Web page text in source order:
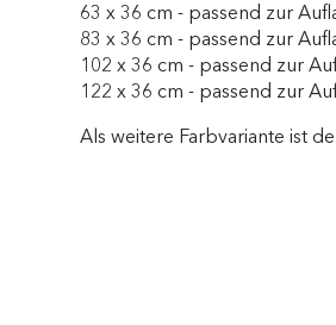
63 x 36 cm - passend zur
83 x 36 cm - passend zur
102 x 36 cm - passend zur
122 x 36 cm - passend zur
Als weitere Farbvariante ist